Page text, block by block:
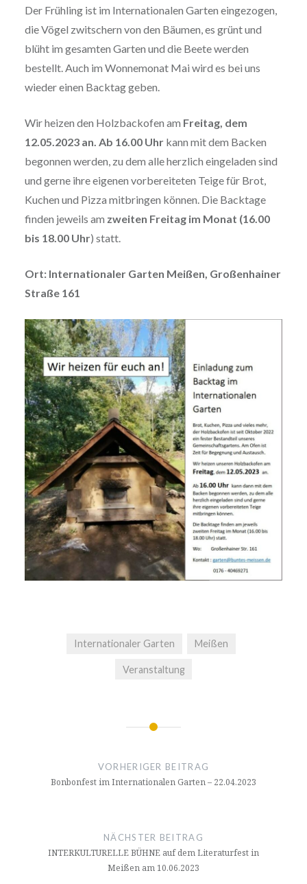
Der Frühling ist im Internationalen Garten eingezogen,
die Vögel zwitschern von den Bäumen, es grünt und
blüht im gesamten Garten und die Beete werden
bestellt. Auch im Wonnemonat Mai wird es bei uns
wieder einen Backtag geben.
Wir heizen den Holzbackofen am Freitag, dem
12.05.2023 an. Ab 16.00 Uhrkann mit dem Backen
begonnen werden, zu dem alle herzlich eingeladen sind
und gerne ihre eigenen vorbereiteten Teige für Brot,
Kuchen und Pizza mitbringen können. Die Backtage
finden jeweils am zweiten Freitag im Monat (16.00
bis 18.00 Uhr) statt.
Ort: Internationaler Garten Meißen, Großenhainer
Straße 161
Internationaler Garten Meißen
Veranstaltung
Beitragsnavigation
VORHERIGER BEITRAG
Bonbonfest im Internationalen Garten – 22.04.2023
NÄCHSTER BEITRAG
INTERKULTURELLE BÜHNE auf dem Literaturfest in
Meißen am 10.06.2023